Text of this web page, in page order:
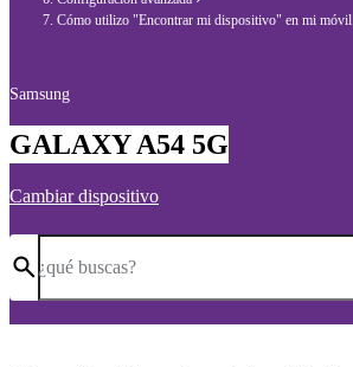
Cómo utilizo "Encontrar mi dispositivo" en mi móvil
Samsung
GALAXY A54 5G
Cambiar dispositivo
¿qué buscas?